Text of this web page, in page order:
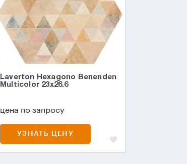
Laverton Hexagono Benenden
Multicolor 23x26.6
цена по запросу
УЗНАТЬ ЦЕНУ